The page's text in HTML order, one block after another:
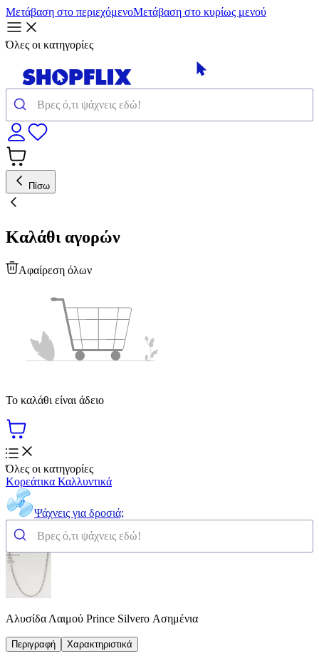
Μετάβαση στο περιεχόμενοΜετάβαση στο κυρίως μενού
Όλες οι κατηγορίες
Πίσω
Καλάθι αγορών
Αφαίρεση όλων
Το καλάθι είναι άδειο
Όλες οι κατηγορίες
Κορεάτικα Καλλυντικά
Ψάχνεις για δροσιά;
Αλυσίδα Λαιμού Prince Silvero Ασημένια
Περιγραφή Χαρακτηριστικά